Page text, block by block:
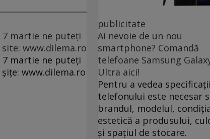
martie ne puteți
www.dilema.ro
martie ne puteți
www.dilema.ro
publicitate
Ai nevoie de un nou
smartphone? Comandă
telefoane Samsung
Ultra aici!
Pentru a vedea
telefonului este necesar
brandul, modelul,
estetică a produsului,
și spațiul de stocare.